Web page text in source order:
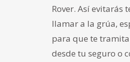
Rover. Así evitarás
llamar a la grúa,
para que te
desde tu seguro o